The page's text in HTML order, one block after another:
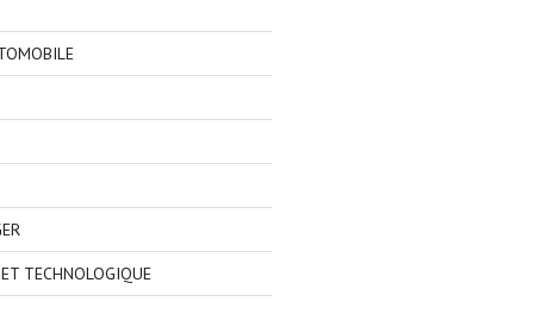
TECHNOLOGIQUE